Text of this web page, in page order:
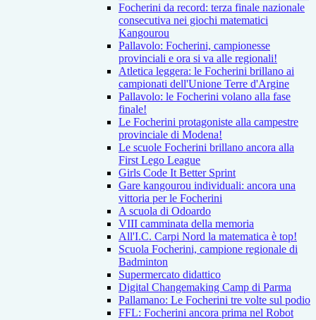
Focherini da record: terza finale nazionale
consecutiva nei giochi matematici
Kangourou
Pallavolo: Focherini, campionesse
provinciali e ora si va alle regionali!
Atletica leggera: le Focherini brillano ai
campionati dell'Unione Terre d'Argine
Pallavolo: le Focherini volano alla fase
finale!
Le Focherini protagoniste alla campestre
provinciale di Modena!
Le scuole Focherini brillano ancora alla
First Lego League
Girls Code It Better Sprint
Gare kangourou individuali: ancora una
vittoria per le Focherini
A scuola di Odoardo
VIII camminata della memoria
All'I.C. Carpi Nord la matematica è top!
Scuola Focherini, campione regionale di
Badminton
Supermercato didattico
Digital Changemaking Camp di Parma
Pallamano: Le Focherini tre volte sul podio
FFL: Focherini ancora prima nel Robot